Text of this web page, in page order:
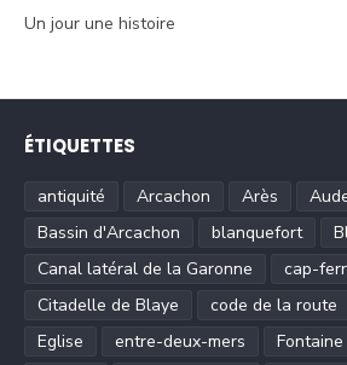
Un jour une histoire
ÉTIQUETTES
antiquité Arcachon Arès
Bassin d'Arcachon
blanquefort
Canal latéral de la Garonne
cap-
Citadelle de Blaye
code de la route
Eglise
entre-deux-mers Fontaine